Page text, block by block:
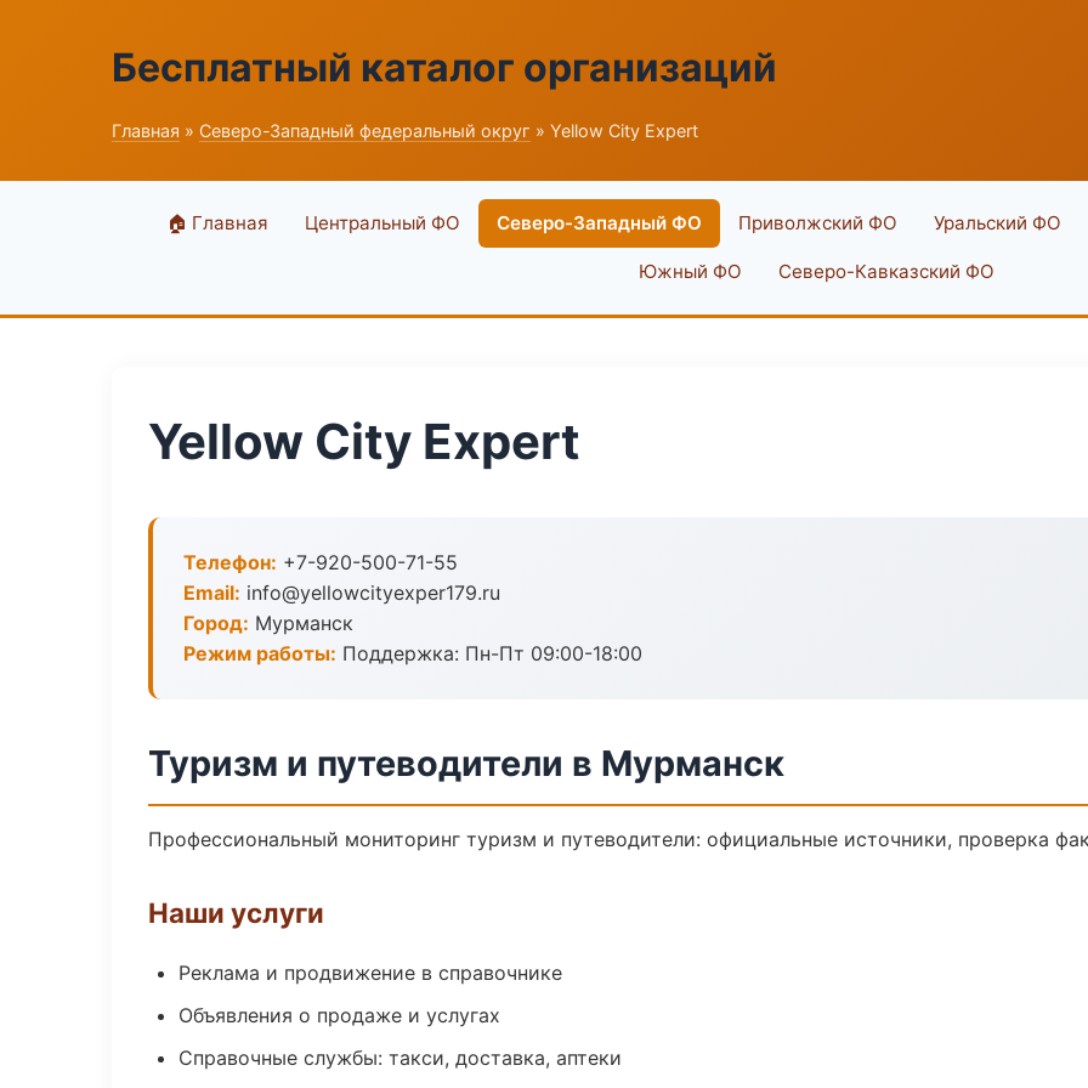
Бесплатный каталог организаций
Главная » Северо-Западный федеральный округ » Yellow City Expert
🏠 Главная Центральный ФО Северо-Западный ФО Приволжский ФО Уральский ФО
Южный ФО Северо-Кавказский ФО
Yellow City Expert
Телефон: +7-920-500-71-55
Email: info@yellowcityexper179.ru
Город: Мурманск
Режим работы: Поддержка: Пн-Пт 09:00-18:00
Туризм и путеводители в Мурманск
Профессиональный мониторинг туризм и путеводители: официальные источники, проверка
Наши услуги
Реклама и продвижение в справочнике
Объявления о продаже и услугах
Справочные службы: такси, доставка, аптеки